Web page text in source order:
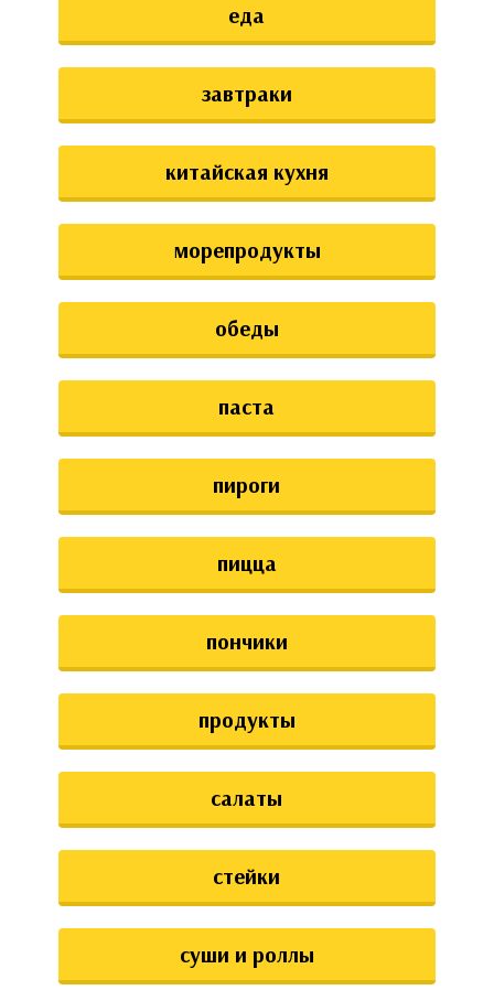
еда
завтраки
китайская кухня
морепродукты
обеды
паста
пироги
пицца
пончики
продукты
салаты
стейки
суши и роллы